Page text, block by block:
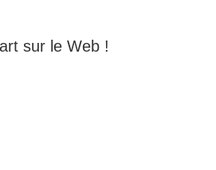
sur le Web !